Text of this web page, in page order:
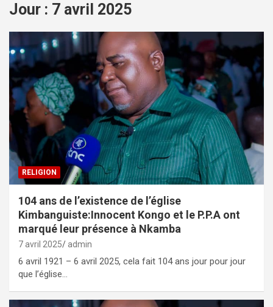
Jour : 7 avril 2025
RELIGION
104 ans de l’existence de l’église
Kimbanguiste:Innocent Kongo et le P.P.A ont
marqué leur présence à Nkamba
7 avril 2025 admin
6 avril 1921 – 6 avril 2025, cela fait 104 ans jour pour jour
que l’église…